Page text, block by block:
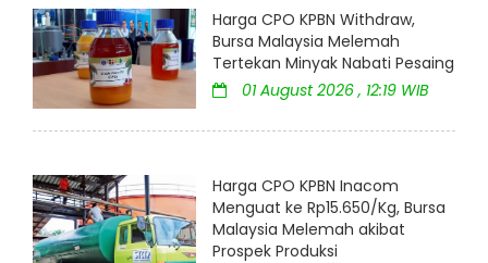
Harga CPO KPBN Withdraw,
Bursa Malaysia Melemah
Tertekan Minyak Nabati Pesaing
01 August 2026 , 12:19 WIB
Harga CPO KPBN Inacom
Menguat ke Rp15.650/Kg, Bursa
Malaysia Melemah akibat
Prospek Produksi